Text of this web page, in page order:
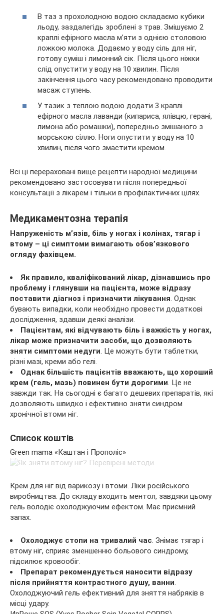
В таз з прохолодною водою складаємо кубики
льоду, заздалегідь зроблені з трав. Змішуємо 2
краплі ефірного масла м’яти з однією столовою
ложкою молока. Додаємо у воду сіль для ніг,
готову суміш і лимонний сік. Після цього ніжки
слід опустити у воду на 10 хвилин. Після
закінчення цього часу рекомендовано проводити
масаж ступень.
У тазик з теплою водою додати 3 краплі
ефірного масла лаванди (кипариса, ялівцю, герані,
лимона або ромашки), попередньо змішаного з
морською сіллю. Ноги опустити у воду на 10
хвилин, після чого змастити кремом.
Всі ці перераховані вище рецепти народної медицини
рекомендовано застосовувати після попередньої
консультації з лікарем і тільки в профілактичних цілях.
Медикаментозна терапія
Напруженість м’язів, біль у ногах і колінах, тягар і
втому – ці симптоми вимагають обов’язкового
огляду фахівцем.
Як правило, кваліфікований лікар, дізнавшись про
проблему і глянувши на пацієнта, може відразу
поставити діагноз і призначити лікування. Однак
бувають випадки, коли необхідно провести додаткові
дослідження, здавши деякі аналізи.
Пацієнтам, які відчувають біль і важкість у ногах,
лікар може призначити засоби, що дозволяють
зняти симптоми недуги. Це можуть бути таблетки,
різні мазі, креми або гелі.
Однак більшість пацієнтів вважають, що хороший
крем (гель, мазь) повинен бути дорогими. Це не
завжди так. На сьогодні є багато дешевих препаратів, які
дозволяють швидко і ефективно зняти синдром
хронічної втоми ніг.
Список коштів
Green mama «Каштан і Прополіс»
Крем для ніг від варикозу і втоми. Ліки російського
виробництва. До складу входить ментол, завдяки цьому
гель володіє охолоджуючим ефектом. Має приємний
запах.
Охолоджує стопи на тривалий час. Знімає тягар і
втому ніг, сприяє зменшенню больового синдрому,
підсилює кровообіг.
Препарат рекомендується наносити відразу
після прийняття контрастного душу, ванни.
Охолоджуючий гель ефективний для зняття набряків в
місці удару.